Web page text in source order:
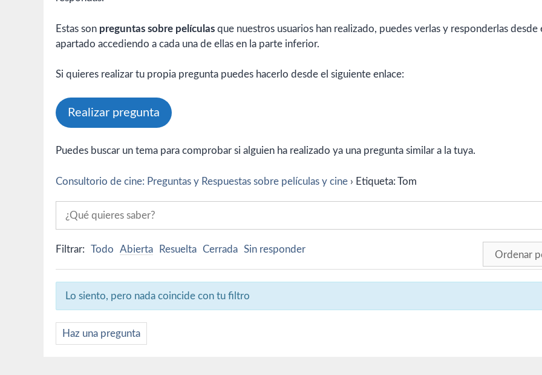
Estas son preguntas sobre películas que nuestros usuarios han realizado, puedes verlas y responderlas desde
apartado accediendo a cada una de ellas en la parte inferior.
Si quieres realizar tu propia pregunta puedes hacerlo desde el siguiente enlace:
Realizar pregunta
Puedes buscar un tema para comprobar si alguien ha realizado ya una pregunta similar a la tuya.
Consultorio de cine: Preguntas y Respuestas sobre películas y cine › Etiqueta: Tom
Filtrar: Todo Abierta Resuelta Cerrada Sin responder
Lo siento, pero nada coincide con tu filtro
Haz una pregunta